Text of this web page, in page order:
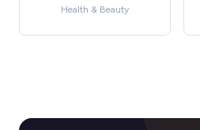
Health & Beauty